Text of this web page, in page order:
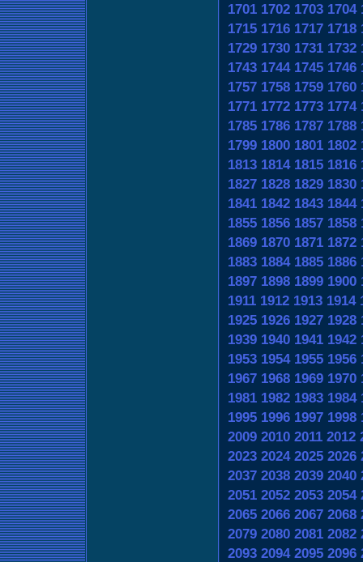
1701 1702 1703 1704
1715 1716 1717 1718
1729 1730 1731 1732
1743 1744 1745 1746
1757 1758 1759 1760
1771 1772 1773 1774
1785 1786 1787 1788
1799 1800 1801 1802
1813 1814 1815 1816
1827 1828 1829 1830
1841 1842 1843 1844
1855 1856 1857 1858
1869 1870 1871 1872
1883 1884 1885 1886
1897 1898 1899 1900
1911 1912 1913 1914
1925 1926 1927 1928
1939 1940 1941 1942
1953 1954 1955 1956
1967 1968 1969 1970
1981 1982 1983 1984
1995 1996 1997 1998
2009 2010 2011 2012
2023 2024 2025 2026
2037 2038 2039 2040
2051 2052 2053 2054
2065 2066 2067 2068
2079 2080 2081 2082
2093 2094 2095 2096